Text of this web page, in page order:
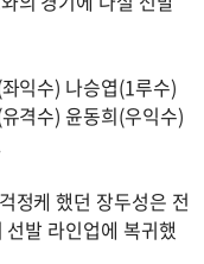
익수) 나승엽(1루수)
격수) 윤동희(우익수)
정케 했던 장두성은 전
발 라인업에 복귀했